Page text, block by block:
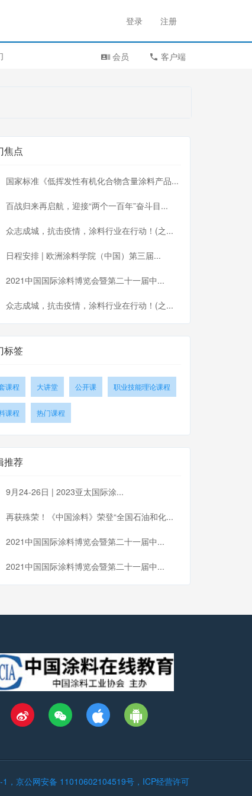
登录 注册
会员 客户端
焦点
国家标准《低挥发性有机化合物含量涂料产品...
百战归来再启航，迎接“两个一百年”奋斗目...
众志成城，抗击疫情，涂料行业在行动！(之...
日程安排 | 欧洲涂料学院（中国）第三届...
2021中国国际涂料博览会暨第二十一届中...
众志成城，抗击疫情，涂料行业在行动！(之...
标签
课程 大讲堂 公开课 职业技能理论课程
课程 热门课程
推荐
9月24-26日 | 2023亚太国际涂...
再获殊荣！《中国涂料》荣登“全国石油和化...
2021中国国际涂料博览会暨第二十一届中...
2021中国国际涂料博览会暨第二十一届中...
，京公网安备 11010602104519号，ICP经营许可